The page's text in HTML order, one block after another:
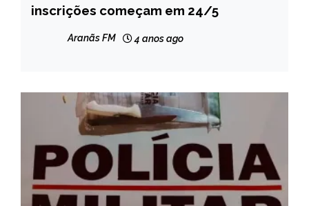
GERAIS
NOTÍCIAS
inscrições começam em 24/5
Aranãs FM 4 anos ago